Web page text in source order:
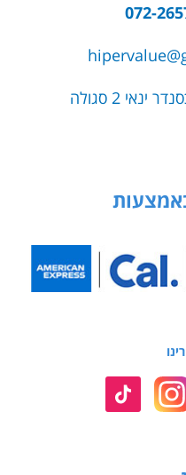
072-
ינאי 2 סגולה